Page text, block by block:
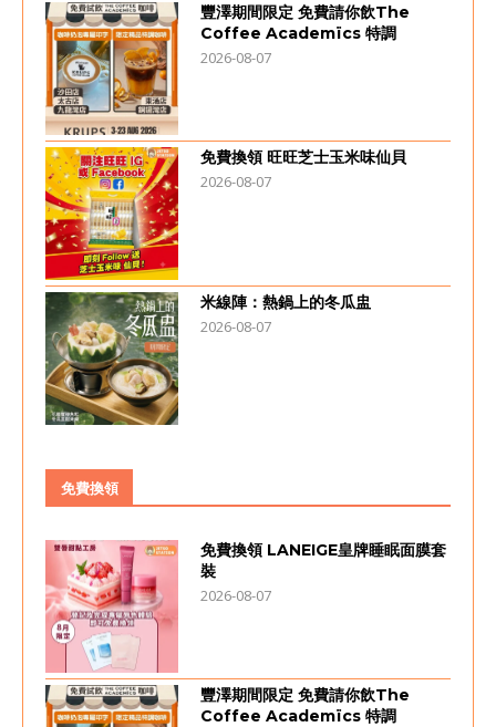
豐澤期間限定 免費請你飲The
Coffee Academïcs 特調
2026-08-07
免費換領 旺旺芝士玉米味仙貝
2026-08-07
米線陣：熱鍋上的冬瓜盅
2026-08-07
免費換領
免費換領 LANEIGE皇牌睡眠面膜套
裝
2026-08-07
豐澤期間限定 免費請你飲The
Coffee Academïcs 特調